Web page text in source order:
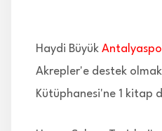
Haydi Büyük
Akrepler'e destek
Kütüphanesi'ne 1 kitap